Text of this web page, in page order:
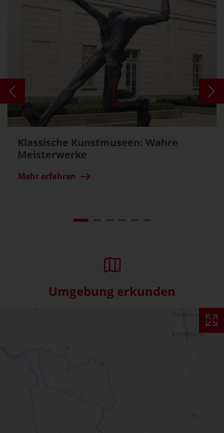
Klassische Kunstmuseen: Wahre
Meisterwerke
Mehr erfahren
Umgebung erkunden
Interaktive Karte